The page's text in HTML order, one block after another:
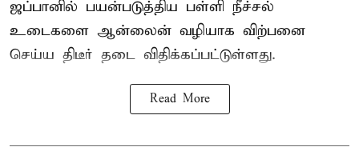
ஜப்பானில் பயன்படுத்திய பள்ளி நீச்சல்
உடைகளை ஆன்லைன் வழியாக விற்பனை
செய்ய திடீர் தடை விதிக்கப்பட்டுள்ளது.
Read More